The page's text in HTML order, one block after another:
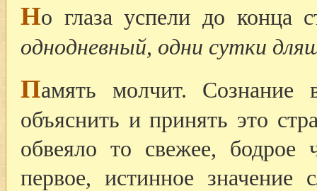
Но глаза успели до конца
однодневный, одни сутки
Память молчит. Сознание
объяснить и принять это
обвеяло то свежее, бодрое
первое, истинное значение